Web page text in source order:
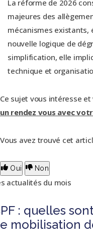
La réforme de 2026
majeures des
mécanismes existants,
nouvelle logique de
simplification, elle
technique et
Ce sujet vous intéresse
un rendez vous avec
Vous avez trouvé cet
Oui Non
actualités du mois
: quelles
mobilisation